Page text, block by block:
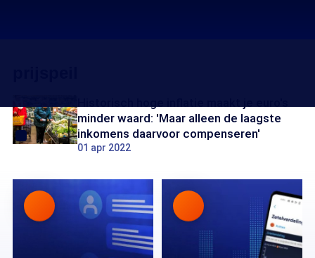
minder waard: 'Maar alleen de laagste
inkomens daarvoor compenseren'
01 apr 2022